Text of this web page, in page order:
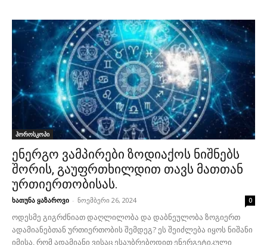
ჰოროსკოპი
ენერგო ვამპირები ზოდიაქოს ნიშნებს
შორის, გაუფრთხილდით თავს მათთან
ურთიერთობისას.
ხათუნა ყაზაროვი - ნოემბერი 26, 2024 0
ოდესმე გიგრძნიათ დაღლილობა და დაბნეულობა ზოგიერთ
ადამიანებთან ურთიერთობის შემდეგ? ეს შეიძლება იყოს ნიშანი
იმისა, რომ ადამიანი ვისაც ესაუბრებოდით ენერგეტიკული